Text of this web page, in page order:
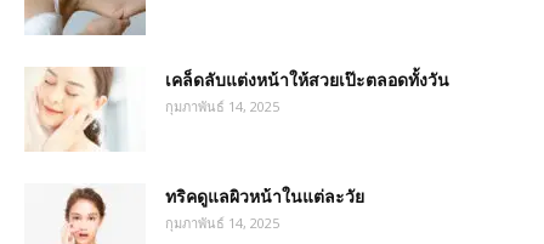
เคล็ดลับแต่งหน้าให้สวยเป๊ะตลอดทั้งวัน
กุมภาพันธ์ 14, 2025
ทริคดูแลผิวหน้าในแต่ละวัย
กุมภาพันธ์ 14, 2025